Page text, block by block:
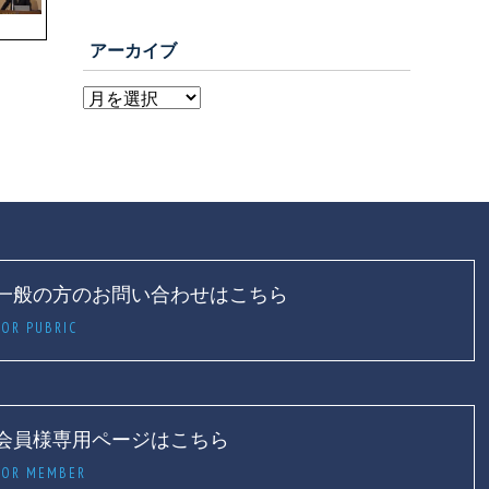
アーカイブ
般の方のお問い合わせはこちら
PUBRIC
員様専用ページはこちら
MEMBER